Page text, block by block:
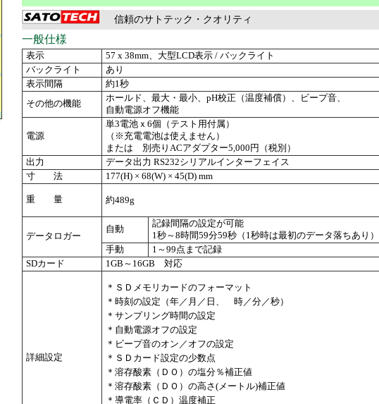
信頼のサトテック・クオリティ
一般仕様
表示
57 x 38mm、大型LCD表示 / バックライト
バックライト
あり
表示間隔
約1秒
その他の機能
ホールド、最大・最小、pH校正（温度補償）、ビープ音、
自動電源オフ機能
電源
単3電池ｘ6個（テスト用付属）
（※充電電池は使えません）
または 別売りACアダプター5,000円（税別）
出力
データ出力 RS232シリアルインターフェイス
寸 法
177(H) × 68(W) × 45(D) mm
重 量 約489g
データロガー
自動
記録間隔の設定が可能
1秒～8時間59分59秒（1秒時は最初のデータ落ちあり）
手動
1～99点まで記録
SDカード
1GB～16GB 対応
詳細設定
＊ＳＤメモリカードのフォーマット
＊時刻の設定（年／月／日、 時／分／秒）
＊サンプリング時間の設定
＊自動電源オフの設定
＊ビープ音のオン／オフの設定
＊ＳＤカード設定の少数点
＊溶存酸素（ＤＯ）の塩分％補正値
＊溶存酸素（ＤＯ）の高さ(メートル)補正値
＊導電率（ＣＤ）温度補正